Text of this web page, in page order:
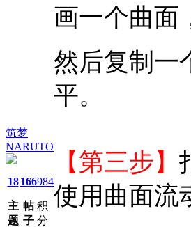
筑梦
NARUTO
18
主
题
166
帖
子
984
积
分
画一个曲面
然后复制一
平。
【第三步】
使用曲面流